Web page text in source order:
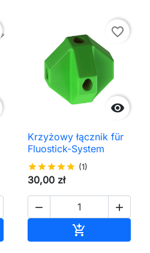

favorite_border
Krzyżowy łącznik für
Fluostick-System
starstarstarstarstar (1)
30,00 zł
 
